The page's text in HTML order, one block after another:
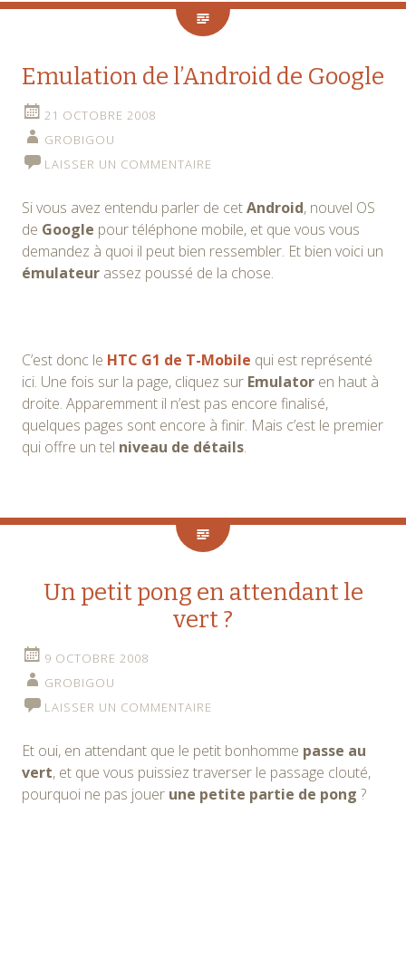
Emulation de l’Android de Google
21 OCTOBRE 2008
GROBIGOU
LAISSER UN COMMENTAIRE
Si vous avez entendu parler de cetAndroid, nouvel OS
de Google pour téléphone mobile, et que vous vous
demandez à quoi il peut bien ressembler. Et bien voici un
émulateur assez poussé de la chose.
C’est donc le HTC G1 de T-Mobile qui est représenté
ici. Une fois sur la page, cliquez sur Emulator en haut à
droite. Apparemment il n’est pas encore finalisé,
quelques pages sont encore à finir. Mais c’est le premier
qui offre un tel niveau de détails.
Un petit pong en attendant le
vert ?
9 OCTOBRE 2008
GROBIGOU
LAISSER UN COMMENTAIRE
Et oui, en attendant que le petit bonhomme passe au
vert, et que vous puissiez traverser le passage clouté,
pourquoi ne pas jouer une petite partie de pong ?